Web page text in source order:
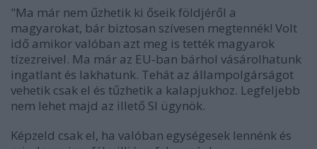
"Ma már nem űzhetik ki őseik földjéről a
magyarokat, bár biztosan szívesen megtennék! Volt
idő amikor valóban azt meg is tették magyarok
tízezreivel. Ma már az EU-ban bárhol vásárolhatunk
ingatlant és lakhatunk. Tehát az állampolgárságot
vehetik csak el és tűzhetik a kalapjukhoz. Legfeljebb
nem lehet majd az illető SI ügynök.
Képzeld csak el, ha valóban egységesek lennénk és